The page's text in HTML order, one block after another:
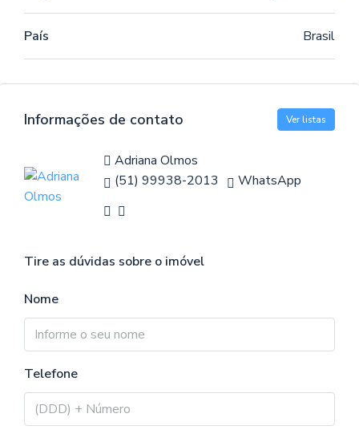
País Brasil
Informações de contato Ver listas
Adriana Olmos
(51) 99938-2013
WhatsApp
Tire as dúvidas sobre o imóvel
Nome
Telefone